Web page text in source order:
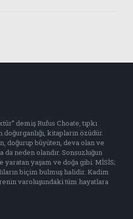
demiş Rufus Choate, tıpkı
kitapların özüdür.
doğurup büyüten, deva olan ve
da neden olandır. Sonsuzluğun
yaratan yaşam ve doğa gibi. MİSİS;
biçim bulmuş halidir. Kadim
varoluşundaki tüm hayatlara